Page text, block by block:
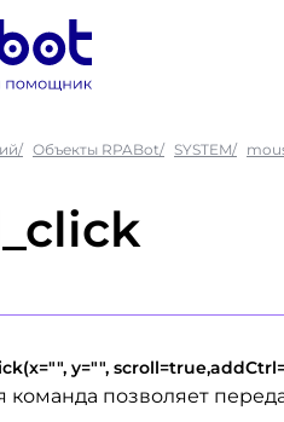
Объекты RPABot SYSTEM
y="",
команда позволяет